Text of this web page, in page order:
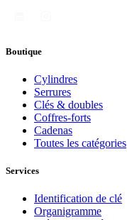
Boutique
Cylindres
Serrures
Clés & doubles
Coffres-forts
Cadenas
Toutes les catégories
Services
Identification de clé
Organigramme